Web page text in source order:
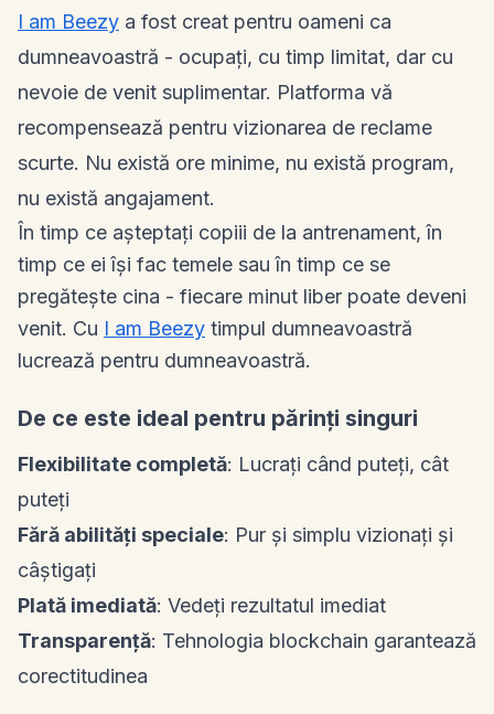
I am Beezy a fost creat pentru oameni ca
dumneavoastră - ocupați, cu timp limitat, dar cu
nevoie de venit suplimentar. Platforma vă
recompensează pentru vizionarea de reclame
scurte. Nu există ore minime, nu există program,
nu există angajament.
În timp ce așteptați copiii de la antrenament, în
timp ce ei își fac temele sau în timp ce se
pregătește cina - fiecare minut liber poate deveni
venit. Cu I am Beezy timpul dumneavoastră
lucrează pentru dumneavoastră.
De ce este ideal pentru părinți singuri
Flexibilitate completă: Lucrați când puteți, cât
puteți
Fără abilități speciale: Pur și simplu vizionați și
câștigați
Plată imediată: Vedeți rezultatul imediat
Transparență: Tehnologia blockchain garantează
corectitudinea